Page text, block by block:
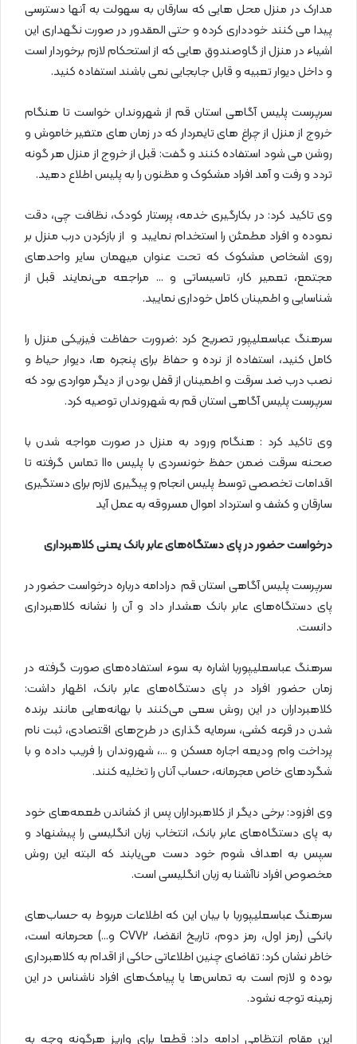
مدارک در منزل محل هایی که سارقان به سهولت به آنها دسترسی
پیدا می کنند خودداری کرده و حتی المقدور در صورت نگهداری این
اشیاء‌ در منزل از گاوصندوق هایی که از استحکام لازم برخوردار است
و داخل دیوار تعبیه و قابل جابجایی نمی باشند استفاده کنید.
سرپرست پلیس آگاهی استان قم از شهروندان خواست تا هنگام
خروج از منزل از چراغ های تایمردار که در زمان های متغیر خاموش و
روشن می شود استفاده کنند و گفت: قبل از خروج از منزل هر گونه
تردد و رفت و آمد افراد مشکوک و مظنون را به پلیس اطلاع دهید.
وی تاکید کرد: در بکارگیری خدمه، پرستار کودک، نظافت چی، دقت
نموده و افراد مطمئن را استخدام نمایید و از بازکردن درب منزل بر
روی اشخاص مشکوک که تحت عنوان میهمان سایر واحد‌های
مجتمع، تعمیر کار، تاسیساتی و … مراجعه می‌نمایند قبل از
شناسایی و اطمینان کامل خوداری نمایید.
سرهنگ عباسعلیپور تصریح کرد :ضرورت حفاظت فیزیکی منزل را
کامل کنید، استفاده از نرده و حفاظ برای پنجره ها، دیوار حیاط و
نصب درب ضد سرقت و اطمینان از قفل بودن از دیگر مواردی بود که
سرپرست پلیس آگاهی استان قم به شهروندان توصیه کرد.
وی تاکید کرد : هنگام ورود به منزل در صورت مواجه شدن با
صحنه سرقت ضمن حفظ خونسردی با پلیس 110 تماس گرفته تا
اقدامات تخصصی توسط پلیس انجام و پیگیری لازم برای دستگیری
سارقان و کشف و استرداد اموال مسروقه به عمل آید
درخواست حضور در پای دستگاه‌های عابر بانک یعنی کلاهبرداری
سرپرست پلیس آگاهی استان قم درادامه درباره درخواست حضور در
پای دستگاه‌های عابر بانک هشدار داد و آن را نشانه کلاهبرداری
دانست.
سرهنگ عباسعلیپوربا اشاره به سوء استفاده‌های صورت گرفته در
زمان حضور افراد در پای دستگاه‌های عابر بانک، اظهار داشت:
کلاهبرداران در این روش سعی می‌کنند با بهانه‌هایی مانند برنده
شدن در قرعه کشی، سرمایه گذاری در طرح‌های اقتصادی، ثبت نام
پرداخت وام ودیعه اجاره مسکن و …، شهروندان را فریب داده و با
شگردهای خاص مجرمانه، حساب آنان را تخلیه کنند.
وی افزود: برخی دیگر از کلاهبرداران پس از کشاندن طعمه‌های خود
به پای دستگاه‌های عابر بانک، انتخاب زبان انگلیسی را پیشنهاد و
سپس به اهداف شوم خود دست می‌یابند که البته این روش
مخصوص افراد ناآشنا به زبان انگلیسی است.
سرهنگ عباسعلیپوربا با بیان این که اطلاعات مربوط به حساب‌های
بانکی (رمز اول، رمز دوم، تاریخ انقضا، CVV۲ و…) محرمانه است،
خاطر نشان کرد: تقاضای چنین اطلاعاتی حاکی از اقدام به کلاهبرداری
بوده و لازم است به تماس‌ها یا پیامک‌های افراد ناشناس در این
زمینه توجه نشود.
این مقام انتظامی ادامه داد: قطعا برای واریز هرگونه وجه به